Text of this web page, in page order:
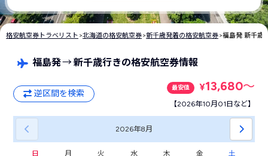
格安航空券トラベリスト >北海道の格安航空券>新千歳発着の格安航空券>福島発 新千歳
福島発→新千歳行きの格安航空券情報
逆区間を検索
最安値 ¥13,680〜
【2026年10月01日など】
2026年8月
日 月 火 水 木 金 土